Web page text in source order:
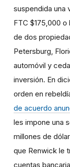
suspendida una
FTC $175,000
de dos
Petersburg,
automóvil y
inversión. En
orden en
de acuerdo
les impone una
millones de
que Renwick le
cuentas